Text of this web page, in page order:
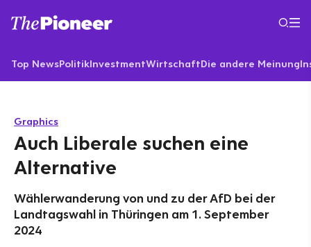
Top NewsPolitikInvestmentWirtschaftDie andere Meinung
Graphics
Auch Liberale suchen eine
Alternative
Wählerwanderung von und zu der AfD bei der
Landtagswahl in Thüringen am 1. September
2024